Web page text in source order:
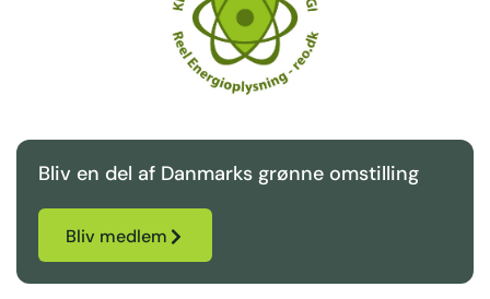
Bliv en del af Danmarks grønne omstilling
Bliv medlem